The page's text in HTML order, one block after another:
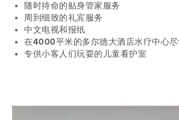
随时待命的贴身管家服务
周到细致的礼宾服务
中文电视和报纸
在4000平米的多尔德大酒店水疗中心
专供小客人们玩耍的儿童看护室